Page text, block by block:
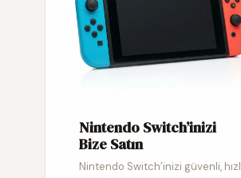
Nintendo Switch’inizi
Bize Satın
Nintendo Switch’inizi güvenli,